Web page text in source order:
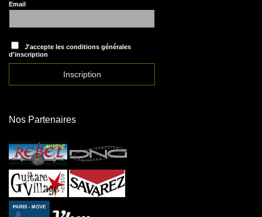
Email
J'accepte les conditions générales
d'inscription
Nos Partenaires